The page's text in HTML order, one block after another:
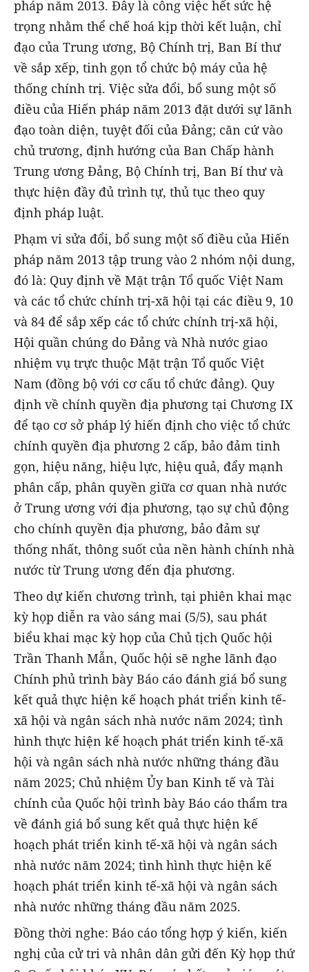
pháp năm 2013. Đây là công việc hết sức hệ
trọng nhằm thể chế hoá kịp thời kết luận, chỉ
đạo của Trung ương, Bộ Chính trị, Ban Bí thư
về sắp xếp, tinh gọn tổ chức bộ máy của hệ
thống chính trị. Việc sửa đổi, bổ sung một số
điều của Hiến pháp năm 2013 đặt dưới sự lãnh
đạo toàn diện, tuyệt đối của Đảng; căn cứ vào
chủ trương, định hướng của Ban Chấp hành
Trung ương Đảng, Bộ Chính trị, Ban Bí thư và
thực hiện đầy đủ trình tự, thủ tục theo quy
định pháp luật.
Phạm vi sửa đổi, bổ sung một số điều của Hiến
pháp năm 2013 tập trung vào 2 nhóm nội dung,
đó là: Quy định về Mặt trận Tổ quốc Việt Nam
và các tổ chức chính trị-xã hội tại các điều 9, 10
và 84 để sắp xếp các tổ chức chính trị-xã hội,
Hội quần chúng do Đảng và Nhà nước giao
nhiệm vụ trực thuộc Mặt trận Tổ quốc Việt
Nam (đồng bộ với cơ cấu tổ chức đảng). Quy
định về chính quyền địa phương tại Chương IX
để tạo cơ sở pháp lý hiến định cho việc tổ chức
chính quyền địa phương 2 cấp, bảo đảm tinh
gọn, hiệu năng, hiệu lực, hiệu quả, đẩy mạnh
phân cấp, phân quyền giữa cơ quan nhà nước
ở Trung ương với địa phương, tạo sự chủ động
cho chính quyền địa phương, bảo đảm sự
thống nhất, thông suốt của nền hành chính nhà
nước từ Trung ương đến địa phương.
Theo dự kiến chương trình, tại phiên khai mạc
kỳ họp diễn ra vào sáng mai (5/5), sau phát
biểu khai mạc kỳ họp của Chủ tịch Quốc hội
Trần Thanh Mẫn, Quốc hội sẽ nghe lãnh đạo
Chính phủ trình bày Báo cáo đánh giá bổ sung
kết quả thực hiện kế hoạch phát triển kinh tế-
xã hội và ngân sách nhà nước năm 2024; tình
hình thực hiện kế hoạch phát triển kinh tế-xã
hội và ngân sách nhà nước những tháng đầu
năm 2025; Chủ nhiệm Ủy ban Kinh tế và Tài
chính của Quốc hội trình bày Báo cáo thẩm tra
về đánh giá bổ sung kết quả thực hiện kế
hoạch phát triển kinh tế-xã hội và ngân sách
nhà nước năm 2024; tình hình thực hiện kế
hoạch phát triển kinh tế-xã hội và ngân sách
nhà nước những tháng đầu năm 2025.
Đồng thời nghe: Báo cáo tổng hợp ý kiến, kiến
nghị của cử tri và nhân dân gửi đến Kỳ họp thứ